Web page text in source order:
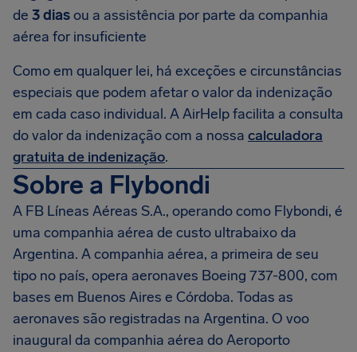
de 3 diasou a assistência por parte da companhia
aérea for insuficiente
Como em qualquer lei, há exceções e circunstâncias
especiais que podem afetar o valor da indenização
em cada caso individual. A AirHelp facilita a consulta
do valor da indenização com a nossa calculadora
gratuita de indenização.
Sobre a Flybondi
A FB Líneas Aéreas S.A., operando como Flybondi, é
uma companhia aérea de custo ultrabaixo da
Argentina. A companhia aérea, a primeira de seu
tipo no país, opera aeronaves Boeing 737-800, com
bases em Buenos Aires e Córdoba. Todas as
aeronaves são registradas na Argentina. O voo
inaugural da companhia aérea do Aeroporto